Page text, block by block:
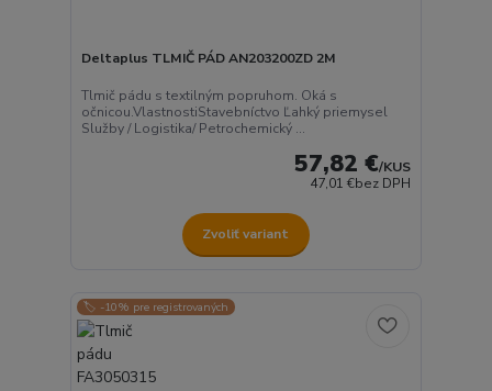
Deltaplus TLMIČ PÁD AN203200ZD 2M
Tlmič pádu s textilným popruhom. Oká s
očnicou.VlastnostiStavebníctvo Ľahký priemysel
Služby / Logistika/ Petrochemický ...
57,82 €/KUS
47,01 €bez DPH
Zvoliť variant
🏷️ -10% pre registrovaných